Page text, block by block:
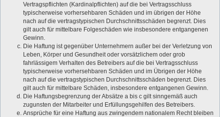
Vertragspflichten (Kardinalpflichten) auf die bei Vertragsschluss
typischerweise vorhersehbaren Schäden und im übrigen der Höhe
nach auf die vertragstypischen Durchschnittsschäden begrenzt. Dies
gilt auch für mittelbare Folgeschäden wie insbesondere entgangenen
Gewinn.
Die Haftung ist gegenüber Unternehmern außer bei der Verletzung von
Leben, Körper und Gesundheit oder vorsätzlichem oder grob
fahrlässigem Verhalten des Betreibers auf die bei Vertragsschluss
typischerweise vorhersehbaren Schäden und im Übrigen der Höhe
nach auf die vertragstypischen Durchschnittsschäden begrenzt. Dies
gilt auch für mittelbare Schäden, insbesondere entgangenen Gewinn.
Die Haftungsbegrenzung der Absätze a bis c gilt sinngemäß auch
zugunsten der Mitarbeiter und Erfüllungsgehilfen des Betreibers.
Ansprüche für eine Haftung aus zwingendem nationalem Recht bleiben